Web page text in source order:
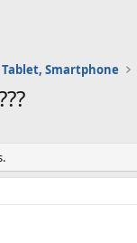
Tablet, Smartphone